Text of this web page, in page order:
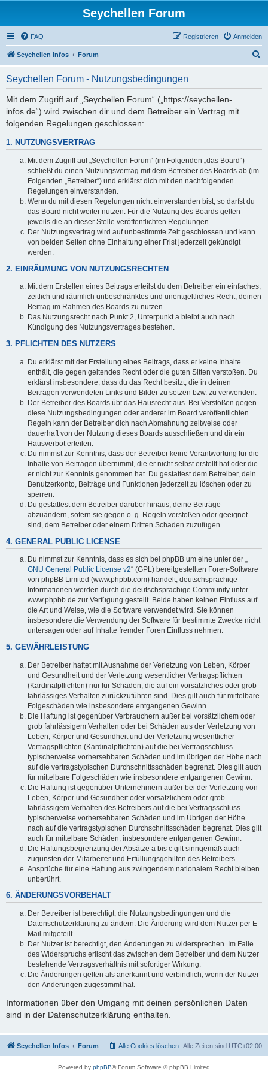
Seychellen Forum
FAQ Anmelden
Registrieren
Seychellen Infos Forum
Seychellen Forum - Nutzungsbedingungen
Mit dem Zugriff auf „Seychellen Forum“ („https://seychellen-
infos.de“) wird zwischen dir und dem Betreiber ein Vertrag mit
folgenden Regelungen geschlossen:
1. NUTZUNGSVERTRAG
Mit dem Zugriff auf „Seychellen Forum“ (im Folgenden „das Board“)
schließt du einen Nutzungsvertrag mit dem Betreiber des Boards ab (im
Folgenden „Betreiber“) und erklärst dich mit den nachfolgenden
Regelungen einverstanden.
Wenn du mit diesen Regelungen nicht einverstanden bist, so darfst du
das Board nicht weiter nutzen. Für die Nutzung des Boards gelten
jeweils die an dieser Stelle veröffentlichten Regelungen.
Der Nutzungsvertrag wird auf unbestimmte Zeit geschlossen und kann
von beiden Seiten ohne Einhaltung einer Frist jederzeit gekündigt
werden.
2. EINRÄUMUNG VON NUTZUNGSRECHTEN
Mit dem Erstellen eines Beitrags erteilst du dem Betreiber ein einfaches,
zeitlich und räumlich unbeschränktes und unentgeltliches Recht, deinen
Beitrag im Rahmen des Boards zu nutzen.
Das Nutzungsrecht nach Punkt 2, Unterpunkt a bleibt auch nach
Kündigung des Nutzungsvertrages bestehen.
3. PFLICHTEN DES NUTZERS
Du erklärst mit der Erstellung eines Beitrags, dass er keine Inhalte
enthält, die gegen geltendes Recht oder die guten Sitten verstoßen. Du
erklärst insbesondere, dass du das Recht besitzt, die in deinen
Beiträgen verwendeten Links und Bilder zu setzen bzw. zu verwenden.
Der Betreiber des Boards übt das Hausrecht aus. Bei Verstößen gegen
diese Nutzungsbedingungen oder anderer im Board veröffentlichten
Regeln kann der Betreiber dich nach Abmahnung zeitweise oder
dauerhaft von der Nutzung dieses Boards ausschließen und dir ein
Hausverbot erteilen.
Du nimmst zur Kenntnis, dass der Betreiber keine Verantwortung für die
Inhalte von Beiträgen übernimmt, die er nicht selbst erstellt hat oder die
er nicht zur Kenntnis genommen hat. Du gestattest dem Betreiber, dein
Benutzerkonto, Beiträge und Funktionen jederzeit zu löschen oder zu
sperren.
Du gestattest dem Betreiber darüber hinaus, deine Beiträge
abzuändern, sofern sie gegen o. g. Regeln verstoßen oder geeignet
sind, dem Betreiber oder einem Dritten Schaden zuzufügen.
4. GENERAL PUBLIC LICENSE
Du nimmst zur Kenntnis, dass es sich bei phpBB um eine unter der „
GNU General Public License v2“ (GPL) bereitgestellten Foren-Software
von phpBB Limited (www.phpbb.com) handelt; deutschsprachige
Informationen werden durch die deutschsprachige Community unter
www.phpbb.de zur Verfügung gestellt. Beide haben keinen Einfluss auf
die Art und Weise, wie die Software verwendet wird. Sie können
insbesondere die Verwendung der Software für bestimmte Zwecke nicht
untersagen oder auf Inhalte fremder Foren Einfluss nehmen.
5. GEWÄHRLEISTUNG
Der Betreiber haftet mit Ausnahme der Verletzung von Leben, Körper
und Gesundheit und der Verletzung wesentlicher Vertragspflichten
(Kardinalpflichten) nur für Schäden, die auf ein vorsätzliches oder grob
fahrlässiges Verhalten zurückzuführen sind. Dies gilt auch für mittelbare
Folgeschäden wie insbesondere entgangenen Gewinn.
Die Haftung ist gegenüber Verbrauchern außer bei vorsätzlichem oder
grob fahrlässigem Verhalten oder bei Schäden aus der Verletzung von
Leben, Körper und Gesundheit und der Verletzung wesentlicher
Vertragspflichten (Kardinalpflichten) auf die bei Vertragsschluss
typischerweise vorhersehbaren Schäden und im übrigen der Höhe nach
auf die vertragstypischen Durchschnittsschäden begrenzt. Dies gilt auch
für mittelbare Folgeschäden wie insbesondere entgangenen Gewinn.
Die Haftung ist gegenüber Unternehmern außer bei der Verletzung von
Leben, Körper und Gesundheit oder vorsätzlichem oder grob
fahrlässigem Verhalten des Betreibers auf die bei Vertragsschluss
typischerweise vorhersehbaren Schäden und im Übrigen der Höhe
nach auf die vertragstypischen Durchschnittsschäden begrenzt. Dies gilt
auch für mittelbare Schäden, insbesondere entgangenen Gewinn.
Die Haftungsbegrenzung der Absätze a bis c gilt sinngemäß auch
zugunsten der Mitarbeiter und Erfüllungsgehilfen des Betreibers.
Ansprüche für eine Haftung aus zwingendem nationalem Recht bleiben
unberührt.
6. ÄNDERUNGSVORBEHALT
Der Betreiber ist berechtigt, die Nutzungsbedingungen und die
Datenschutzerklärung zu ändern. Die Änderung wird dem Nutzer per E-
Mail mitgeteilt.
Der Nutzer ist berechtigt, den Änderungen zu widersprechen. Im Falle
des Widerspruchs erlischt das zwischen dem Betreiber und dem Nutzer
bestehende Vertragsverhältnis mit sofortiger Wirkung.
Die Änderungen gelten als anerkannt und verbindlich, wenn der Nutzer
den Änderungen zugestimmt hat.
Informationen über den Umgang mit deinen persönlichen Daten
sind in der Datenschutzerklärung enthalten.
Seychellen Infos Forum Alle Zeiten sind UTC+02:00
Alle Cookies löschen
Powered by phpBB® Forum Software © phpBB Limited